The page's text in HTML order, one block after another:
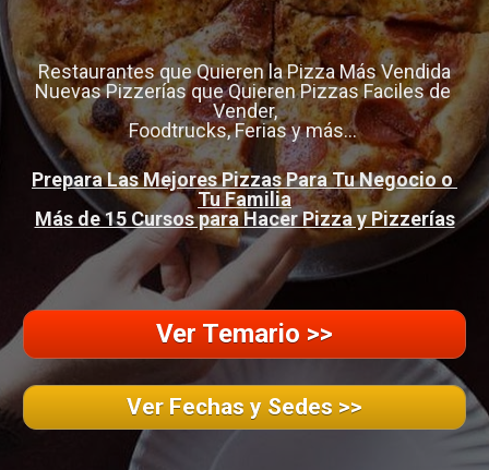
Restaurantes que Quieren la Pizza Más Vendida
Nuevas Pizzerías que Quieren Pizzas Faciles de
Vender,
Foodtrucks, Ferias y más...
Prepara Las Mejores Pizzas Para Tu Negocio o
Tu Familia
Más de 15 Cursos para Hacer Pizza y Pizzerías
Ver Temario >>
Ver Fechas y Sedes >>